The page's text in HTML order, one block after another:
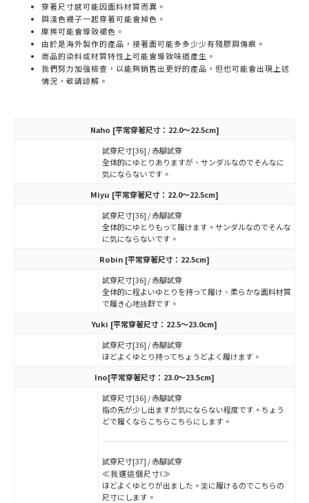
穿著尺寸感可能因面料材質而異。
與淺色襪子一起穿著可能會掉色。
摩擦可能會導致褪色。
由於是海外製作的產品，接著面可能多多少少有殘膠與傷痕。
商品的染料或材質特性上可能會導致味道產生。
我們努力加強檢查，以能夠銷售出更好的產品，但也可能會出現上述
情況，敬請諒解。
Naho [平常穿著尺寸：22.0～22.5cm]
試穿尺寸[36] / 赤腳試穿
全体的にゆとりありますが、サンダルなのでそんなに
気にならないです。
Miyu [平常穿著尺寸：22.0～22.5cm]
試穿尺寸[36] / 赤腳試穿
全体的にゆとりもって履けます。サンダルなのでそんな
に気にならないです。
Robin [平常穿著尺寸：22.5cm]
試穿尺寸[36] / 赤腳試穿
全体的に程よいゆとりを持って履け、柔らかな面料材質
で履き心地抜群です。
Yuki [平常穿著尺寸：22.5～23.0cm]
試穿尺寸[36] / 赤腳試穿
ほどよくゆとり持ってちょうどよく履けます。
Ino[平常穿著尺寸：23.0～23.5cm]
試穿尺寸[36] / 赤腳試穿
指の先が少し出ますが気にならない程度です。ちょう
どで履くならこちらこちらにします。
試穿尺寸[37] / 赤腳試穿
≪我選這個尺寸!≫
ほどよくゆとりが出ました。楽に履けるのでこちらの
尺寸にします。